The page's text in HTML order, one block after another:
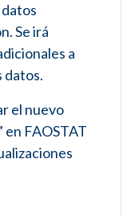
Se irá
a
datos.
el nuevo
en FAOSTAT